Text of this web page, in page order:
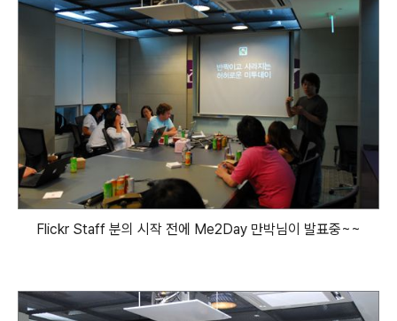
Flickr Staff 분의 시작 전에 Me2Day 만박님이 발표중~~